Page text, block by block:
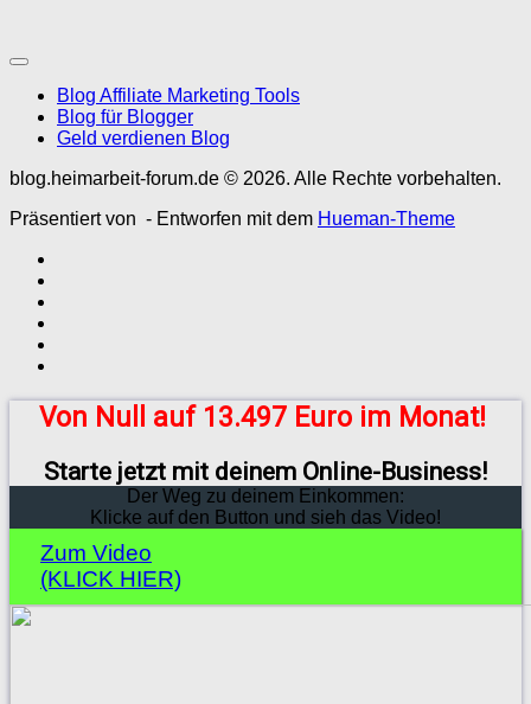
Blog Affiliate Marketing Tools
Blog für Blogger
Geld verdienen Blog
blog.heimarbeit-forum.de © 2026. Alle Rechte vorbehalten.
Präsentiert von - Entworfen mit dem Hueman-Theme
Von Null auf 13.497 Euro im Monat!
Starte jetzt mit deinem Online-Business!
Der Weg zu deinem Einkommen:
Klicke auf den Button und sieh das Video!
Zum Video
(KLICK HIER)